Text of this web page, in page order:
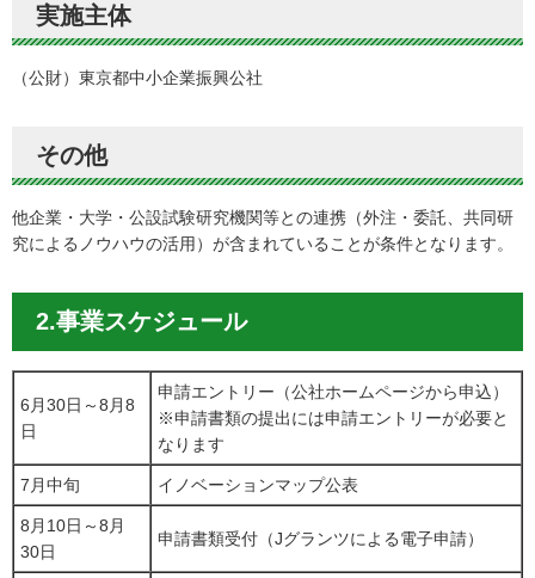
実施主体
（公財）東京都中小企業振興公社
その他
他企業・大学・公設試験研究機関等との連携（外注・委託、共同研
究によるノウハウの活用）が含まれていることが条件となります。
2.事業スケジュール
6月30日～8月8
日
申請エントリー（公社ホームページから申込）
※申請書類の提出には申請エントリーが必要と
なります
7月中旬 イノベーションマップ公表
8月10日～8月
30日
申請書類受付（Jグランツによる電子申請）